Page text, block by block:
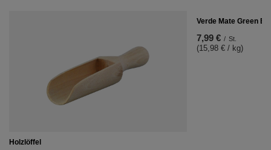
Holzlöffel
Verde Mate Green
7,99 € / St.
(15,98 € / kg)